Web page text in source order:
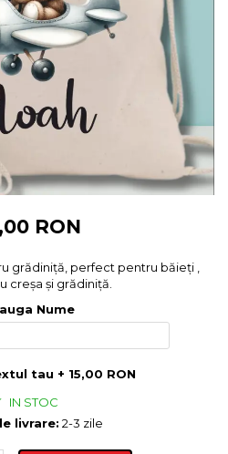
vin
RON
grădiniță, perfect pentru băieți ,
creșa și grădiniță.
Nume
tau + 15,00 RON
IN STOC
livrare: 2-3 zile